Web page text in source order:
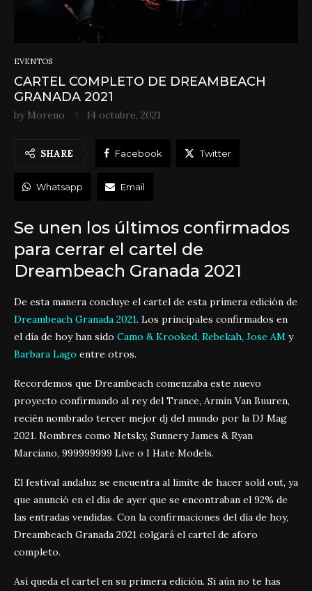
EVENTOS
CARTEL COMPLETO DE DREAMBEACH
GRANADA 2021
by Moreno 14 octubre, 2021
SHARE Facebook Twitter
Whatsapp Email
Se unen los últimos confirmados
para cerrar el cartel de
Dreambeach Granada 2021
De esta manera concluye el cartel de esta primera edición de
Dreambeach Granada 2021. Los principales confirmados en
el día de hoy han sido Camo & Krooked, Rebekah, Jose AM y
Barbara Lago entre otros.
Recordemos que Dreambeach comenzaba este nuevo
proyecto confirmando al rey del Trance, Armin Van Buuren,
recién nombrado tercer mejor dj del mundo por la DJ Mag
2021. Nombres como Netsky, Sunnery James & Ryan
Marciano, 999999999 Live o I Hate Models.
El festival andaluz se encuentra al limite de hacer sold out, ya
que anunció en el día de ayer que se encontraban el 92% de
las entradas vendidas. Con la confirmaciones del día de hoy,
Dreambeach Granada 2021 colgará el cartel de aforo
completo.
Así queda el cartel en su primera edición. Si aún no te has